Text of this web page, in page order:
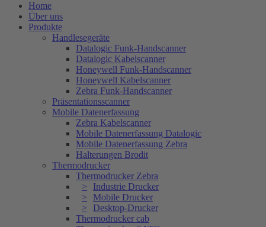
Home
Über uns
Produkte
Handlesegeräte
Datalogic Funk-Handscanner
Datalogic Kabelscanner
Honeywell Funk-Handscanner
Honeywell Kabelscanner
Zebra Funk-Handscanner
Präsentationsscanner
Mobile Datenerfassung
Zebra Kabelscanner
Mobile Datenerfassung Datalogic
Mobile Datenerfassung Zebra
Halterungen Brodit
Thermodrucker
Thermodrucker Zebra
Industrie Drucker
Mobile Drucker
Desktop-Drucker
Thermodrucker cab